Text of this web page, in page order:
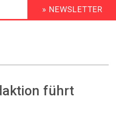
HEADER
MENU
» NEWSLETTER
führt